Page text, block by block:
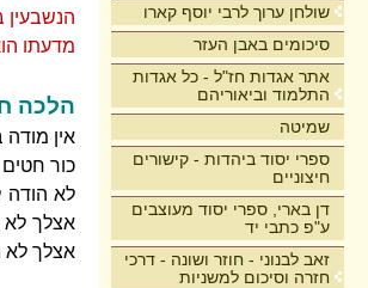
שולחן ערוך לרבי יוסף קארו
סיכומים באבן העזר
אתר אגדות חז"ל - כל אגדות
התלמוד וביאוריהם
שמיטה
ספרי יסוד ביהדות - קישורים
חיצוניים
דן בארי, ספרי יסוד מעוצבים
ע"פ כתבי יד
זאב לבנוני - חוזר ושונה - דרכי
חזרה וסיכום למשניות
הנשבעין
מדעתו
הלכה
אין
כור
לא הודה
אצלך לא
אצלך לא